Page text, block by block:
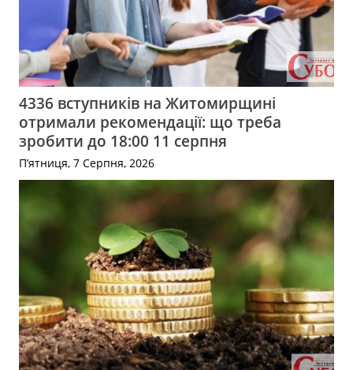
4336 вступників на Житомирщині
отримали рекомендації: що треба
зробити до 18:00 11 серпня
П’ятниця, 7 Серпня, 2026